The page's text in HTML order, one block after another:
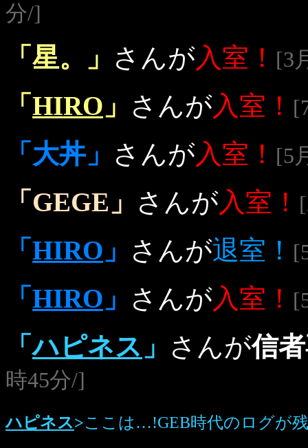
分/]
「星。」 さんが入室！ [3
「 HIRO 」 さんが入室！
「大丼」 さんが入室！ [5
「GEGE」 さんが入室！
「 HIRO 」 さんが退室！
「 HIRO 」 さんが入室！
「ハピネス 」 さんが信
時45分/]
ハピネス>ここは…!GEB時代のログが